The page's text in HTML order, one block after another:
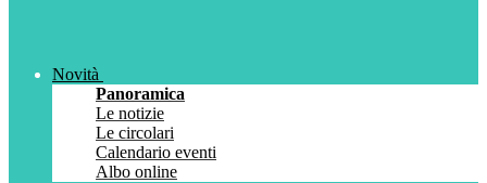
Novità
Panoramica
Le notizie
Le circolari
Calendario eventi
Albo online